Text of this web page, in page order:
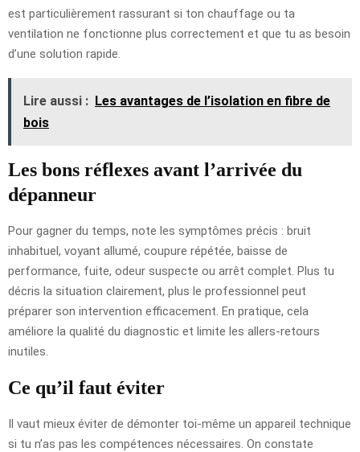
est particulièrement rassurant si ton chauffage ou ta
ventilation ne fonctionne plus correctement et que tu as besoin
d’une solution rapide.
Lire aussi : Les avantages de l’isolation en fibre de
bois
Les bons réflexes avant l’arrivée du
dépanneur
Pour gagner du temps, note les symptômes précis : bruit
inhabituel, voyant allumé, coupure répétée, baisse de
performance, fuite, odeur suspecte ou arrêt complet. Plus tu
décris la situation clairement, plus le professionnel peut
préparer son intervention efficacement. En pratique, cela
améliore la qualité du diagnostic et limite les allers-retours
inutiles.
Ce qu’il faut éviter
Il vaut mieux éviter de démonter toi-même un appareil technique
si tu n’as pas les compétences nécessaires. On constate